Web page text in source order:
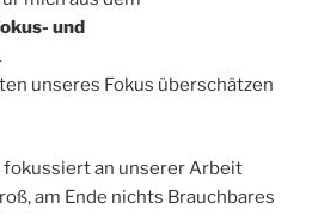
und
.
unseres Fokus überschätzen
an unserer Arbeit
am Ende nichts Brauchbares